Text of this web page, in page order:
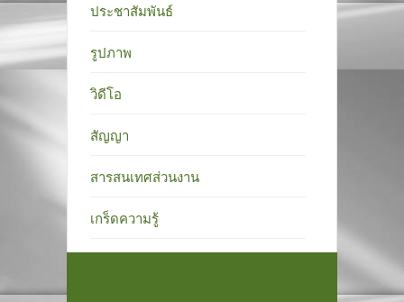
ประชาสัมพันธ์
รูปภาพ
วิดีโอ
สัญญา
สารสนเทศส่วนงาน
เกร็ดความรู้